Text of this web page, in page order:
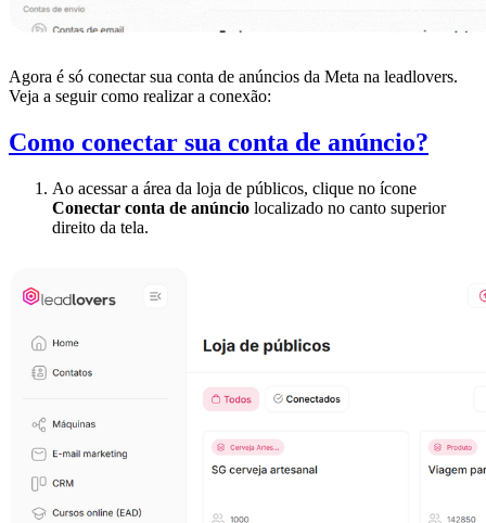
Agora é só conectar sua conta de anúncios da Meta na leadlovers.
Veja a seguir como realizar a conexão:
Como conectar sua conta de anúncio?
Ao acessar a área da loja de públicos, clique no ícone
Conectar conta de anúncio localizado no canto superior
direito da tela.